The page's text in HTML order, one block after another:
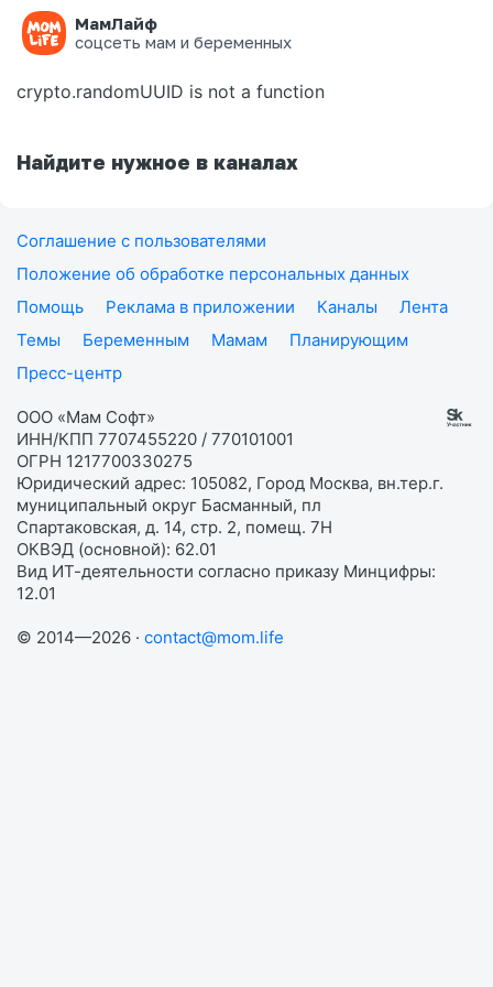
МамЛайф
соцсеть мам и беременных
Ошибка на странице
crypto.randomUUID is not a function
Найдите нужное в каналах
Соглашение с пользователями
Положение об обработке персональных данных
Помощь
Реклама в приложении Каналы
Лента
Темы
Беременным Мамам
Планирующим
Пресс-центр
ООО «Мам Софт»
ИНН/КПП 7707455220 / 770101001
ОГРН 1217700330275
Юридический адрес: 105082, Город Москва, вн.тер.г.
муниципальный округ Басманный, пл
Спартаковская, д. 14, стр. 2, помещ. 7Н
ОКВЭД (основной): 62.01
Вид ИТ-деятельности согласно приказу Минцифры:
12.01
© 2014—2026 · contact@mom.life